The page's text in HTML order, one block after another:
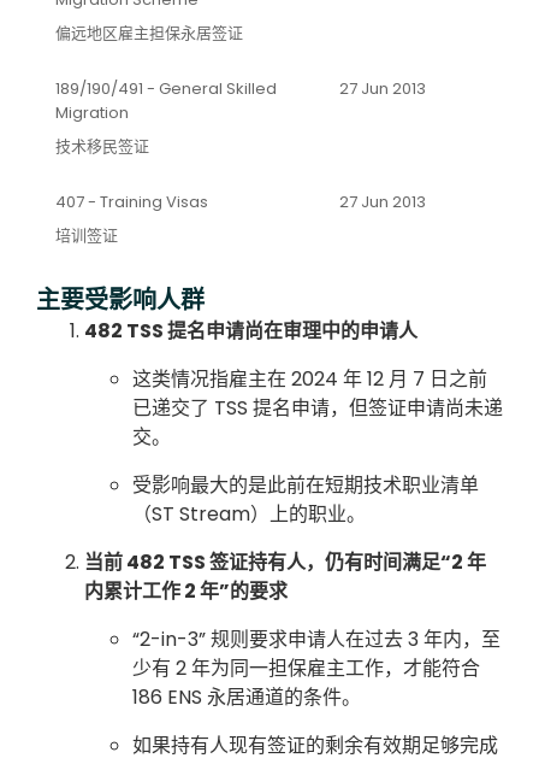
偏远地区雇主担保永居签证
189/190/491 - General Skilled
Migration
技术移民签证
27 Jun 2013
407 - Training Visas
培训签证
27 Jun 2013
主要受影响人群
482 TSS 提名申请尚在审理中的申请人
这类情况指雇主在 2024 年 12 月 7 日之前
已递交了 TSS 提名申请，但签证申请尚未递
交。
受影响最大的是此前在短期技术职业清单
（ST Stream）上的职业。
当前 482 TSS 签证持有人，仍有时间满足“2 年
内累计工作 2 年”的要求
“2-in-3” 规则要求申请人在过去 3 年内，至
少有 2 年为同一担保雇主工作，才能符合
186 ENS 永居通道的条件。
如果持有人现有签证的剩余有效期足够完成